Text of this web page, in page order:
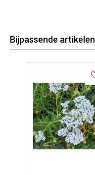
Bijpassende artikelen